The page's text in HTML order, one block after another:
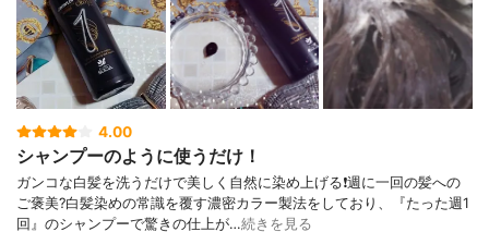
4.00
シャンプーのように使うだけ！
ガンコな白髪を洗うだけで美しく自然に染め上げる❗週に一回の髪への
ご褒美?白髪染めの常識を覆す濃密カラー製法をしており、『たった週1
回』のシャンプーで驚きの仕上が…続きを見る